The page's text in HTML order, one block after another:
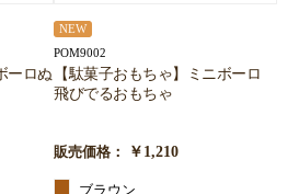
ーロぬ
NEW
POM9002
【駄菓子おもちゃ】ミニボーロ
飛びでるおもちゃ
販売価格： ￥1,210